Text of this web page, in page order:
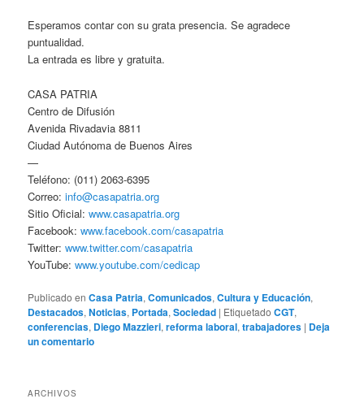
Esperamos contar con su grata presencia. Se agradece
puntualidad.
La entrada es libre y gratuita.
CASA PATRIA
Centro de Difusión
Avenida Rivadavia 8811
Ciudad Autónoma de Buenos Aires
—
Teléfono: (011) 2063-6395
Correo:info@casapatria.org
Sitio Oficial:www.casapatria.org
Facebook:www.facebook.com/casapatria
Twitter:www.twitter.com/casapatria
YouTube:www.youtube.com/cedicap
Publicado en Casa Patria,Comunicados,Cultura y Educación,
Destacados,Noticias, Portada,Sociedad | Etiquetado CGT,
conferencias, Diego Mazzieri,reforma laboral,trabajadores | Deja
un comentario
ARCHIVOS